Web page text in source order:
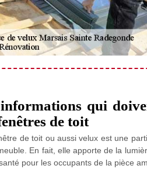
qui
de toit
de toit ou aussi velux est une
En fait, elle apporte de la
pour les occupants de la pièce